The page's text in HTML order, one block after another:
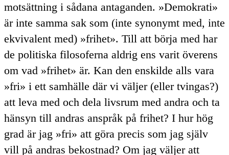
motsättning i sådana antaganden.
Demokrati
är inte samma sak som (inte synonymt med, inte
ekvivalent med)
frihet . Till att börja med har
de politiska filosoferna aldrig ens varit överens
om vad
frihet
är. Kan den enskilde alls vara
fri
i ett samhälle där vi väljer (eller tvingas?)
att leva med och dela livsrum med andra och ta
hänsyn till andras anspråk på frihet? I hur hög
grad är jag
fri
att göra precis som jag själv
vill på andras bekostnad? Om jag väljer att